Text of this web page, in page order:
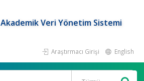
Akademik Veri Yönetim Sistemi
Araştırmacı Girişi English